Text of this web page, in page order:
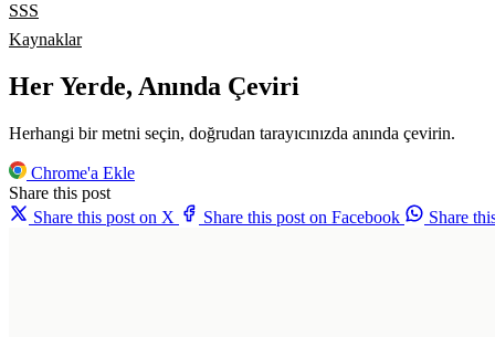
SSS
Kaynaklar
Her Yerde, Anında Çeviri
Herhangi bir metni seçin, doğrudan tarayıcınızda anında çevirin.
Chrome'a Ekle
Share this post
Share this post on X
Share this post on Facebook Share